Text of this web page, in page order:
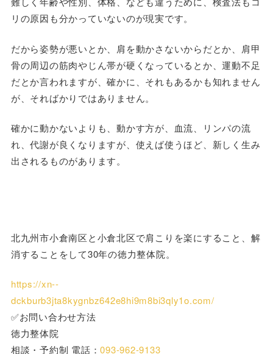
リの原因も分かっていないのが現実です。
だから姿勢が悪いとか、肩を動かさないからだとか、肩甲
骨の周辺の筋肉やじん帯が硬くなっているとか、運動不足
だとか言われますが、確かに、それもあるかも知れません
が、そればかりではありません。
確かに動かないよりも、動かす方が、血流、リンパの流
れ、代謝が良くなりますが、使えば使うほど、新しく生み
出されるものがあります。
北九州市小倉南区と小倉北区で肩こりを楽にすること、解
消することをして30年の徳力整体院。
https://xn--
dckburb3jta8kygnbz642e8hi9m8bi3qly1o.com/
✅お問い合わせ方法
徳力整体院
相談・予約制 電話：093-962-9133